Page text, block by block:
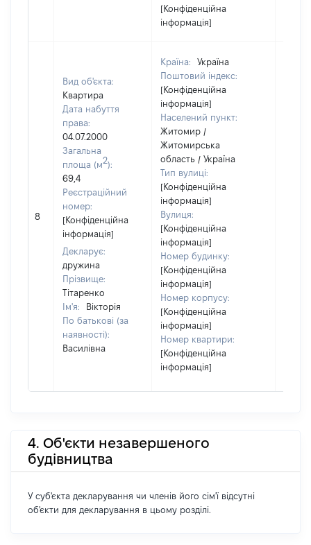
[Конфіденційна
інформація]
8
Вид об'єкта:
Квартира
Дата набуття
права:
04.07.2000
Загальна
площа (м2):
69,4
Реєстраційний
номер:
[Конфіденційна
інформація]
Декларує:
дружина
Прізвище:
Тітаренко
Ім'я:
Вікторія
По батькові (за
наявності):
Василівна
Країна:
Україна
Поштовий індекс:
[Конфіденційна
інформація]
Населений пункт:
Житомир /
Житомирська
область / Україна
Тип вулиці:
[Конфіденційна
інформація]
Вулиця:
[Конфіденційна
інформація]
Номер будинку:
[Конфіденційна
інформація]
Номер корпусу:
[Конфіденційна
інформація]
Номер квартири:
[Конфіденційна
інформація]
4. Об'єкти незавершеного
будівництва
У суб'єкта декларування чи членів його сім'ї відсутні
об'єкти для декларування в цьому розділі.